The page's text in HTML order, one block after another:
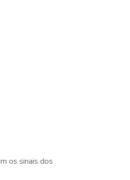
os sinais dos